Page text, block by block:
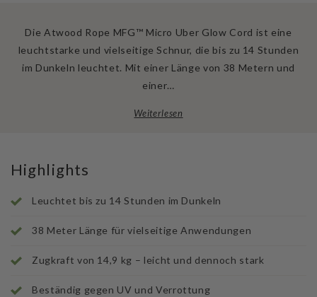
Die Atwood Rope MFG™ Micro Uber Glow Cord ist eine
leuchtstarke und vielseitige Schnur, die bis zu 14 Stunden
im Dunkeln leuchtet. Mit einer Länge von 38 Metern und
einer…
Weiterlesen
Highlights
Leuchtet bis zu 14 Stunden im Dunkeln
38 Meter Länge für vielseitige Anwendungen
Zugkraft von 14,9 kg – leicht und dennoch stark
Beständig gegen UV und Verrottung